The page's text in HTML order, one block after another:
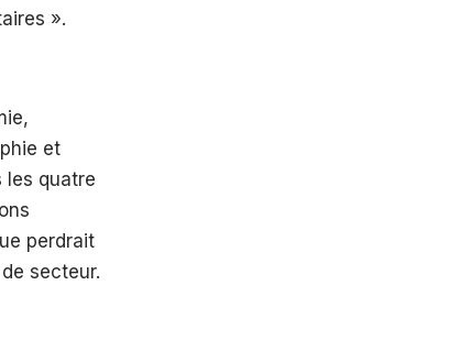
».
et
les quatre
perdrait
secteur.